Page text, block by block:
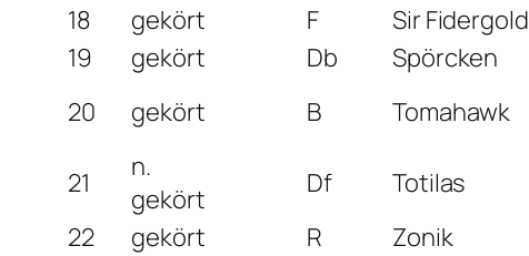
18
gekört F Sir Fidergold
19
gekört Db Spörcken
20
gekört B Tomahawk
21
n.
gekört
Df Totilas
22
gekört R Zonik